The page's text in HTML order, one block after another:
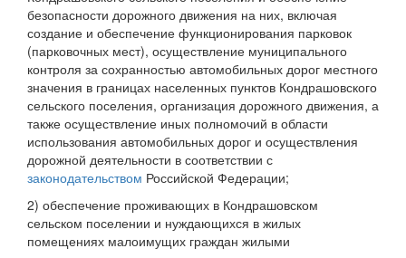
безопасности дорожного движения на них, включая
создание и обеспечение функционирования парковок
(парковочных мест), осуществление муниципального
контроля за сохранностью автомобильных дорог местного
значения в границах населенных пунктов Кондрашовского
сельского поселения, организация дорожного движения, а
также осуществление иных полномочий в области
использования автомобильных дорог и осуществления
дорожной деятельности в соответствии с
законодательством Российской Федерации;
2) обеспечение проживающих в Кондрашовском
сельском поселении и нуждающихся в жилых
помещениях малоимущих граждан жилыми